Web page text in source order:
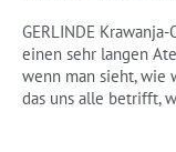
GERLINDE
einen sehr langen
wenn man sieht, wie
das uns alle betrifft,